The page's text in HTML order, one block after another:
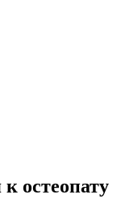
остеопату